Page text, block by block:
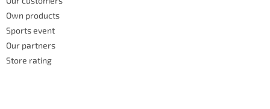
Own products
Sports event
Our partners
Store rating